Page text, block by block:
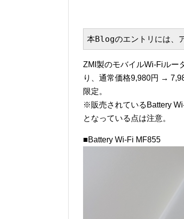
本Blogのエントリには、
ZMI製のモバイルWi-Fiルー
り、通常価格9,980円 →
限定。
※販売されているBattery
となっている点は注意。
■Battery Wi-Fi MF855